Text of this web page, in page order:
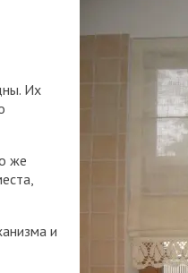
Их
же
и